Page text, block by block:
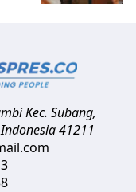
Kec. Subang,
Indonesia41211